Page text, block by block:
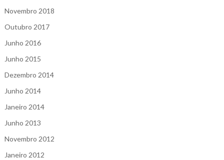
Novembro 2018
Outubro 2017
Junho 2016
Junho 2015
Dezembro 2014
Junho 2014
Janeiro 2014
Junho 2013
Novembro 2012
Janeiro 2012